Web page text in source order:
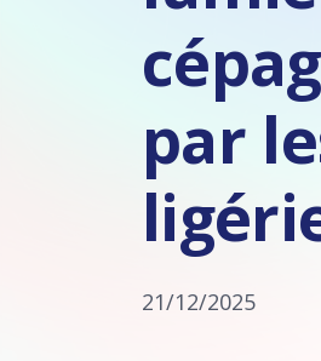
par
21/12/2025